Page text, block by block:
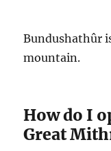
Bundushathûr
mountain.
How do I
Great